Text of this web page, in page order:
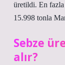
üretildi. En fazla
15.998 tonla
Sebze
alır?